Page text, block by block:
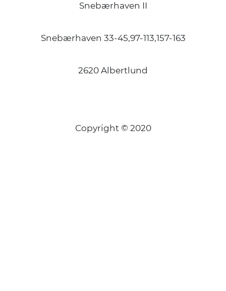
Snebærhaven II
Snebærhaven 33-45,97-113,157-163
2620 Albertlund
Copyright © 2020